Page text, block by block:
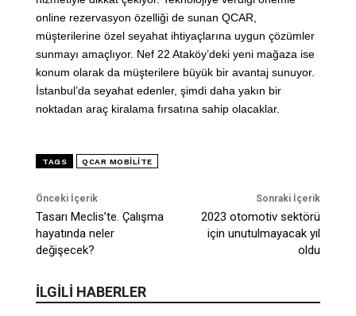
online rezervasyon özelliği de sunan QCAR,
müşterilerine özel seyahat ihtiyaçlarına uygun çözümler
sunmayı amaçlıyor. Nef 22 Ataköy’deki yeni mağaza ise
konum olarak da müşterilere büyük bir avantaj sunuyor.
İstanbul’da seyahat edenler, şimdi daha yakın bir
noktadan araç kiralama fırsatına sahip olacaklar.
TAGS QCAR MOBILITE
Önceki İçerik
Tasarı Meclis’te. Çalışma
hayatında neler
değişecek?
Sonraki İçerik
2023 otomotiv sektörü
için unutulmayacak yıl
oldu
İLGİLİ HABERLER